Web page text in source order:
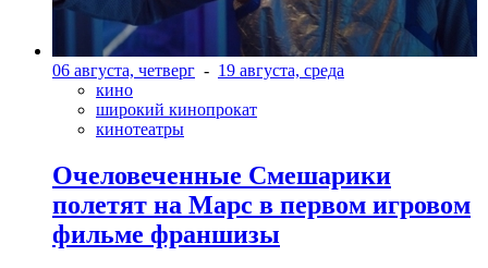
06 августа, четверг - 19 августа, среда
кино
широкий кинопрокат
кинотеатры
Очеловеченные Смешарики
полетят на Марс в первом игровом
фильме франшизы